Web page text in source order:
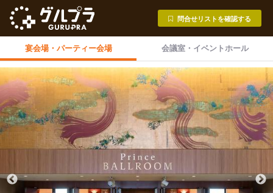
問合せリストを確認する
宴会場・ パーティー会場 会議室・ イベントホール